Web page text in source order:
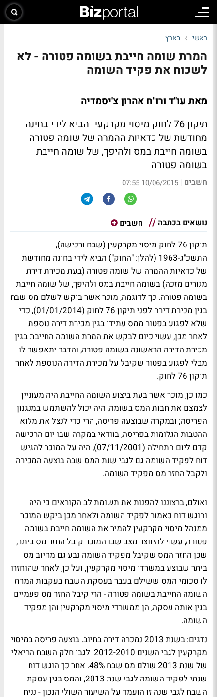
ראשי בארץ
המרת שומה חייבת בשומה פטורה - לא
לשכוח את פקיד השומה
מאת עו"ד ורו"ח אהרון צ'יסמדיה
תיקון 76 לחוק מיסוי מקרקעין הביא לידי בחינה
מחודשת של כדאיות ההמרה של שומה פטורה
בשומה חייבת במס ולהיפך, של שומה חייבת
בשומה פטורה
חשבים |
10/06/2015 07:55
נושאים בכתבה חשבים
תיקון 76 לחוק מיסוי מקרקעין (שבח ורכישה),
התשכ"ג-1963 (להלן: "החוק") הביא לידי בחינה מחודשת
של כדאיות ההמרה של שומה פטורה (בעת מכירת דירת
מגורים מזכה) בשומה חייבת במס ולהיפך, של שומה חייבת
בשומה פטורה. כך לדוגמה, מוכר אשר ביקש לשלם מס שבח
בגין מכירת דירה לפני תיקון 76 לחוק (01/01/2014), כדי
שלא לפגוע בפטור ממס עתידי בגין מכירת דירה נוספת
לאחר מכן, עשוי כיום לבקש את המרת השומה החייבת בגין
מכירת הדירה הראשונה בשומה פטורה, והדבר יתאפשר לו
מבלי לפגוע בפטור שקיבל על מכירת הדירה הנוספת לאחר
תיקון 76 לחוק.
כמו כן, מוכר אשר בעת ביצוע השומה החייבת היה מעוניין
לצמצם את חבות המס בשומה, היה יכול להשתמש במנגנון
הפריסה; ובמקרה שבוצעה פריסה, הרי כדי לנצל את מלוא
ההטבות הגלומות בפריסה, בוודאי במקרה שבו יום הרכישה
קדם ליום התחילה (07/11/2001), היה על המוכר להגיש
דוח לפקיד השומה גם לגבי שנת המס שבה בוצעה המכירה
ולקבל החזר מס מפקיד השומה.
ואולם, ברצוננו להפנות את תשומת לב הקוראים כי היה
והוגש דוח כאמור לפקיד השומה ולאחר מכן ביקש המוכר
ממנהל מיסוי מקרקעין להמיר את השומה חייבת בשומה
פטורה, עשוי להיווצר מצב שבו המוכר קיבל החזר מס ביתר,
שכן החזר המס שקיבל מפקיד השומה נבע גם מחיוב מס
ביתר שבוצע במשרדי מיסוי מקרקעין, ועל כן, לאחר שהוחזרו
לו סכומי המס ששילם בעבר בעסקת השבח בעקבות המרת
השומה החייבת בשומה פטורה - הרי קיבל החזר מס פעמיים
בגין אותה עסקה, הן ממשרדי מיסוי מקרקעין והן מפקיד
השומה.
נדגים: בשנת 2013 נמכרה דירה בחיוב. בוצעה פריסה במיסוי
מקרקעין לגבי השנים 2012-2010. לגבי חלק השבח הריאלי
של שנת 2013 שולם מס שבח 48%. אחר כך הוגש דוח
שנתי לפקיד השומה לגבי שנת 2013, והמס בגין עסקת
השבח לגבי שנה זו הועמד על השיעור השולי הנכון - נניח